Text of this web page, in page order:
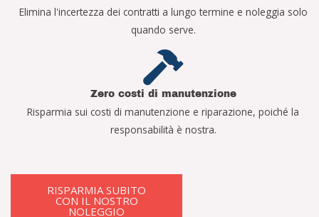
Elimina l'incertezza dei contratti a lungo termine e noleggia solo
quando serve.
Zero costi di manutenzione
Risparmia sui costi di manutenzione e riparazione, poiché la
responsabilità è nostra.
RISPARMIA SUBITO
CON IL NOSTRO
NOLEGGIO